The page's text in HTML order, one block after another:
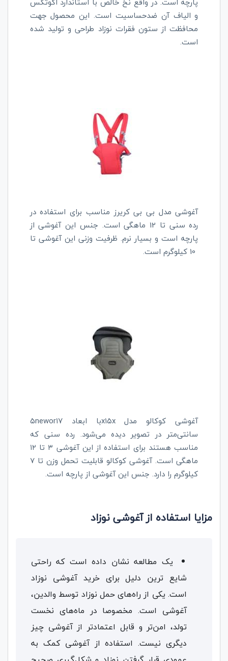
و الیاف آن ضدحساسیت است. این محصول جهت
محافظت از ستون فقرات نوزاد طراحی و تولید شده
است.
آغوشی مدل بی بی کریرز مناسب برای استفاده در
رده سنی تا 12 ماهگی است. جنس این آغوشی از
پارچه است و بسیار نرم. ظرفیت وزنی این آغوشی تا
آغوشی کوکالو مدلnewor با ابعاد ۱۷x۱۵x
۵
سانتی‌متر در تصویر دیده می‌شود. رده سنی که
مناسب هستند برای استفاده از این آغوشی ۳
تا ۱۲
ماهگی است. آغوشی کوکالو قابلیت تحمل وزن تا 7
کیلوگرم را دارد. جنس این آغوشی از پارچه است.
مزایا استفاده از آغوشی نوزاد
یک مطالعه نشان داده است که راحتی
شایع ترین دلیل برای خرید آغوشی نوزاد
است. یکی از راه‌های حمل نوزاد توسط والدین،
آغوشی است. مخصوصا در ماه‌های نخست
تولد، امن‌تر و قابل اعتمادتر از آغوشی چیز
دیگری نیست. استفاده از آغوشی کمک به